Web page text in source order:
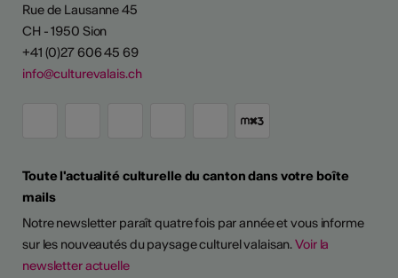
D'ARTISTES
Rue de Lausanne 45
CH - 1950 Sion
+41 (0)27 606 45 69
info@culturevalais.ch
Toute l'actualité culturelle du canton dans votre boîte
mails
Notre newsletter paraît quatre fois par année et vous informe
sur les nouveautés du paysage culturel valaisan.Voir la
newsletter actuelle